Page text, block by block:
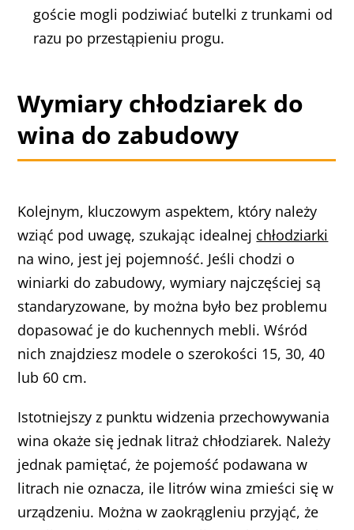
goście mogli podziwiać butelki z trunkami od
razu po przestąpieniu progu.
Wymiary chłodziarek do
wina do zabudowy
Kolejnym, kluczowym aspektem, który należy
wziąć pod uwagę, szukając idealnej chłodziarki
na wino, jest jej pojemność. Jeśli chodzi o
winiarki do zabudowy, wymiary najczęściej są
standaryzowane, by można było bez problemu
dopasować je do kuchennych mebli. Wśród
nich znajdziesz modele o szerokości 15, 30, 40
lub 60 cm.
Istotniejszy z punktu widzenia przechowywania
wina okaże się jednak litraż chłodziarek. Należy
jednak pamiętać, że pojemość podawana w
litrach nie oznacza, ile litrów wina zmieści się w
urządzeniu. Można w zaokrągleniu przyjąć, że